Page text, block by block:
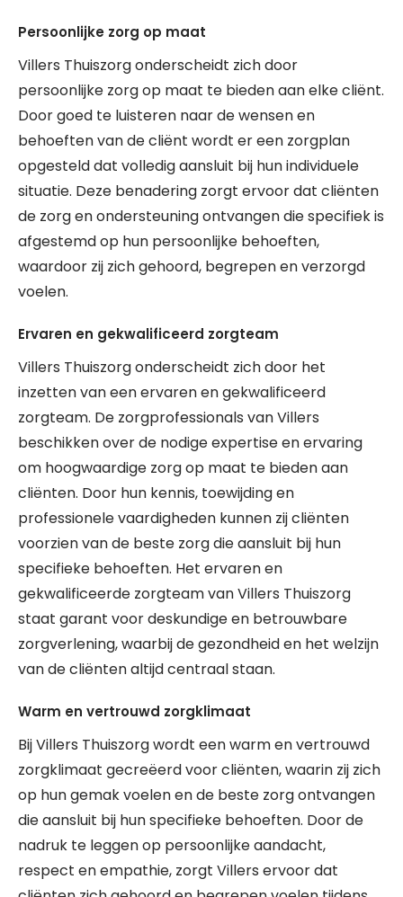
Persoonlijke zorg op maat
Villers Thuiszorg onderscheidt zich door
persoonlijke zorg op maat te bieden aan elke cliënt.
Door goed te luisteren naar de wensen en
behoeften van de cliënt wordt er een zorgplan
opgesteld dat volledig aansluit bij hun individuele
situatie. Deze benadering zorgt ervoor dat cliënten
de zorg en ondersteuning ontvangen die specifiek is
afgestemd op hun persoonlijke behoeften,
waardoor zij zich gehoord, begrepen en verzorgd
voelen.
Ervaren en gekwalificeerd zorgteam
Villers Thuiszorg onderscheidt zich door het
inzetten van een ervaren en gekwalificeerd
zorgteam. De zorgprofessionals van Villers
beschikken over de nodige expertise en ervaring
om hoogwaardige zorg op maat te bieden aan
cliënten. Door hun kennis, toewijding en
professionele vaardigheden kunnen zij cliënten
voorzien van de beste zorg die aansluit bij hun
specifieke behoeften. Het ervaren en
gekwalificeerde zorgteam van Villers Thuiszorg
staat garant voor deskundige en betrouwbare
zorgverlening, waarbij de gezondheid en het welzijn
van de cliënten altijd centraal staan.
Warm en vertrouwd zorgklimaat
Bij Villers Thuiszorg wordt een warm en vertrouwd
zorgklimaat gecreëerd voor cliënten, waarin zij zich
op hun gemak voelen en de beste zorg ontvangen
die aansluit bij hun specifieke behoeften. Door de
nadruk te leggen op persoonlijke aandacht,
respect en empathie, zorgt Villers ervoor dat